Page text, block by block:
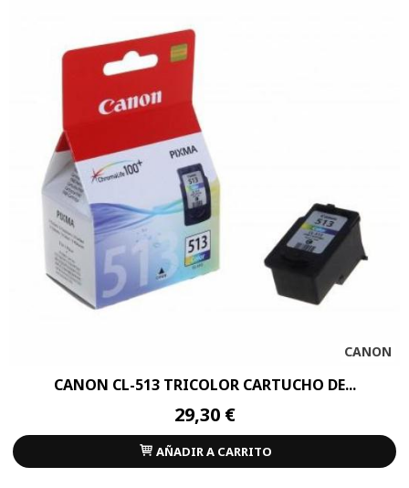
CANON
CANON CL-513 TRICOLOR CARTUCHO DE...
29,30 €
AÑADIR A CARRITO